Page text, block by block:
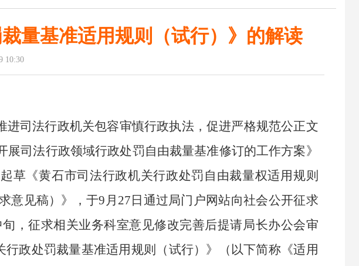
量基准适用规则（试行）》的解读
10:30
进司法行政机关包容审慎行政执法，促进严格规范公正文
展司法行政领域行政处罚自由裁量基准修订的工作方案》
起草 《黄石市司法行政机关行政处罚自由裁量权适用规则
意见稿）》
，于9 月 27 日通过局门户网站向社会公开征求
旬 ，征求相关业务科室意见修改完善后提请局长办公会审
行政处罚裁量基准适用规则（试行）》（以下简称《适用